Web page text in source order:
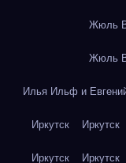
Жюль
Жюль
Илья Ильф и
Иркутск Иркутск
Иркутск Иркутск